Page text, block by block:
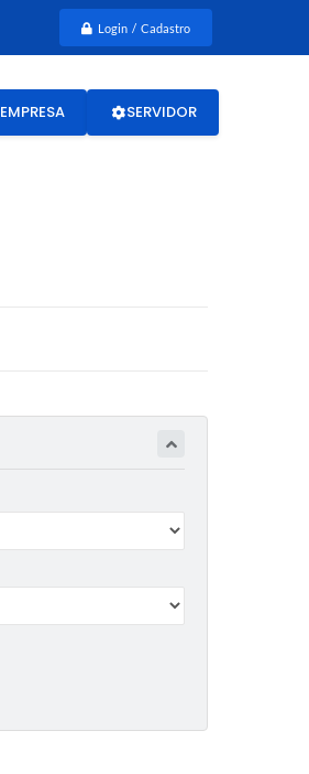
Login / Cadastro
EMPRESA SERVIDOR